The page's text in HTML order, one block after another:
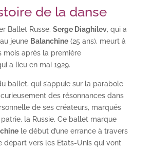
de la danse
Ballet Russe. Serge Diaghilev, qui a
jeune Balanchine(25 ans), meurt à
mois après la première
a lieu en mai 1929.
ballet, qui s’appuie sur la parabole
des résonnances dans
de ses créateurs, marqués
patrie, la Russie. Ce ballet marque
le début d’une errance à travers
départ vers les Etats-Unis qui vont